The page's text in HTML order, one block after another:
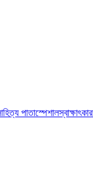
পাতাস্পেশালস্বাক্ষাৎকার